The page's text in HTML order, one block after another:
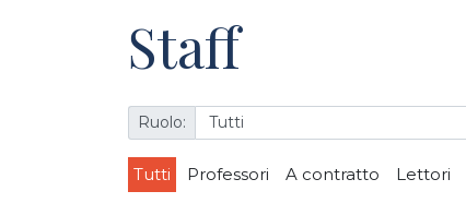
Staff
Ruolo:
Tutti Professori A contratto Lettori